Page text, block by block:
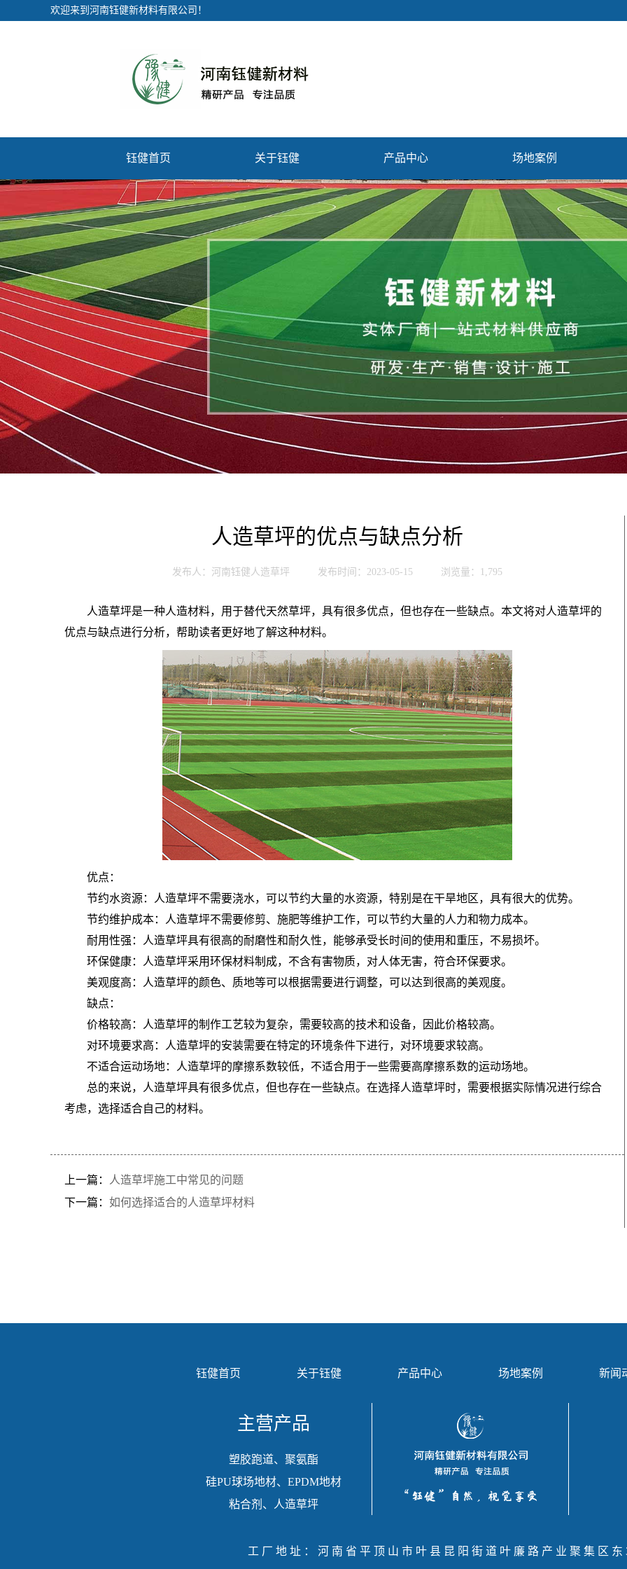
欢迎来到河南钰健新材料有限公司！
钰健首页 关于钰健 产品中心 场地案例
人造草坪的优点与缺点分析
发布人：河南钰健人造草坪 发布时间：2023-05-15 浏览量：1,795
人造草坪是一种人造材料，用于替代天然草坪，具有很多优点，但也存在一些缺点。本文将对人造草坪的
优点与缺点进行分析，帮助读者更好地了解这种材料。
优点：
节约水资源：人造草坪不需要浇水，可以节约大量的水资源，特别是在干旱地区，具有很大的优势。
节约维护成本：人造草坪不需要修剪、施肥等维护工作，可以节约大量的人力和物力成本。
耐用性强：人造草坪具有很高的耐磨性和耐久性，能够承受长时间的使用和重压，不易损坏。
环保健康：人造草坪采用环保材料制成，不含有害物质，对人体无害，符合环保要求。
美观度高：人造草坪的颜色、质地等可以根据需要进行调整，可以达到很高的美观度。
缺点：
价格较高：人造草坪的制作工艺较为复杂，需要较高的技术和设备，因此价格较高。
对环境要求高：人造草坪的安装需要在特定的环境条件下进行，对环境要求较高。
不适合运动场地：人造草坪的摩擦系数较低，不适合用于一些需要高摩擦系数的运动场地。
总的来说，人造草坪具有很多优点，但也存在一些缺点。在选择人造草坪时，需要根据实际情况进行综合
考虑，选择适合自己的材料。
上一篇：
人造草坪施工中常见的问题
下一篇： 如何选择适合的人造草坪材料
钰健首页 关于钰健 产品中心 场地案例 新闻
主营产品
塑胶跑道、聚氨酯
硅PU球场地材、EPDM地材
粘合剂、人造草坪
工厂地址：河南省平顶山市叶县昆阳街道叶廉路产业聚集区